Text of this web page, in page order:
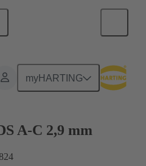
myHARTING
till dotterkort
A-C 2,9 mm